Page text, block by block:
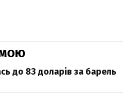
до 83 доларів за барель